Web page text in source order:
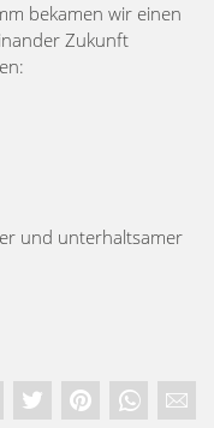
bekamen wir einen
Zukunft
und unterhaltsamer